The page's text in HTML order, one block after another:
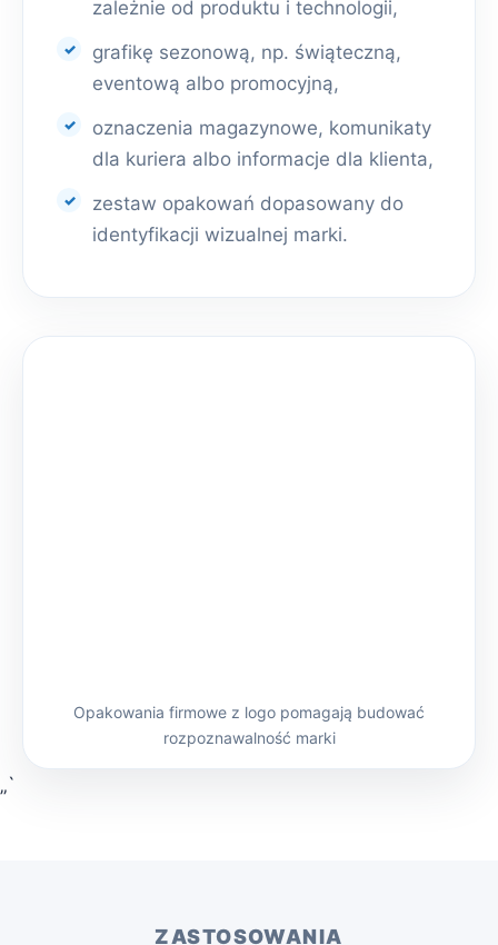
zależnie od produktu i technologii,
grafikę sezonową, np. świąteczną,
eventową albo promocyjną,
oznaczenia magazynowe, komunikaty
dla kuriera albo informacje dla klienta,
zestaw opakowań dopasowany do
identyfikacji wizualnej marki.
Opakowania firmowe z logo pomagają budować
rozpoznawalność marki
„`
ZASTOSOWANIA